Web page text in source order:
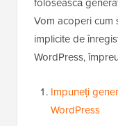
Vom acoperi cum
implicite de
WordPress,
Impuneți
WordPress